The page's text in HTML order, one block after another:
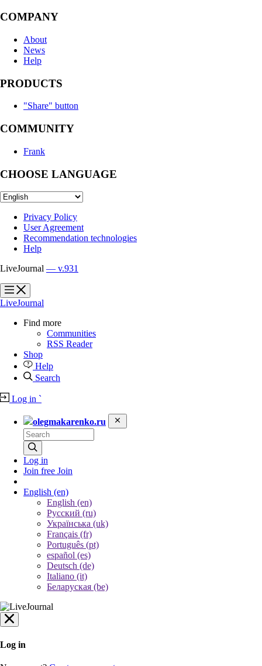
COMPANY
About
News
Help
PRODUCTS
"Share" button
COMMUNITY
Frank
CHOOSE LANGUAGE
Privacy Policy
User Agreement
Recommendation technologies
Help
LiveJournal — v.931
?
?
LiveJournal
Find more
Communities
RSS Reader
Shop
Help
Search
Log in `
olegmakarenko.ru
Log in
Join free Join
English (en)
English (en)
Русский (ru)
Українська (uk)
Français (fr)
Português (pt)
español (es)
Deutsch (de)
Italiano (it)
Беларуская (be)
Log in